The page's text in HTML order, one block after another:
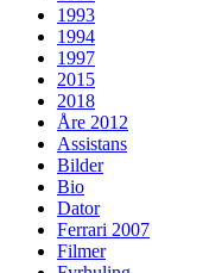
1993
1994
1997
2015
2018
Åre 2012
Assistans
Bilder
Bio
Dator
Ferrari 2007
Filmer